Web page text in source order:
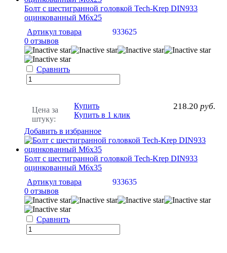
Болт с шестигранной головкой Tech-Krep DIN933
оцинкованный М6х25
Артикул товара
933625
0 отзывов
Сравнить
Цена за
штуку:
218.20 руб.
Купить
Купить в 1 клик
Добавить в избранное
Болт с шестигранной головкой Tech-Krep DIN933
оцинкованный М6х35
Артикул товара
933635
0 отзывов
Сравнить